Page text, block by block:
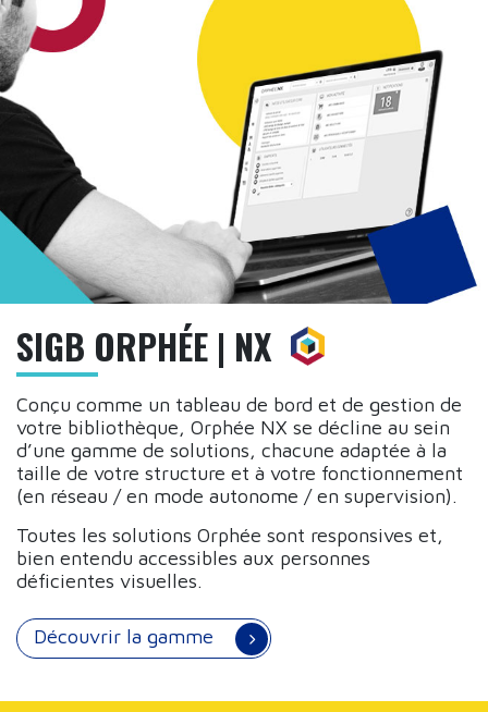
SIGB ORPHÉE | NX
Conçu comme un tableau de bord et de gestion de
votre bibliothèque, Orphée NX se décline au sein
d’une gamme de solutions, chacune adaptée à la
taille de votre structure et à votre fonctionnement
(en réseau / en mode autonome / en supervision).
Toutes les solutions Orphée sont responsives et,
bien entendu accessibles aux personnes
déficientes visuelles.
Découvrir la gamme